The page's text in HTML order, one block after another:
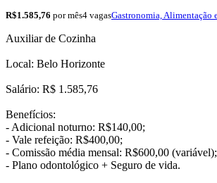
R$1.585,76 por mês4 vagasGastronomia, Alimentação
Auxiliar de Cozinha
Local: Belo Horizonte
Salário: R$ 1.585,76
Benefícios:
- Adicional noturno: R$140,00;
- Vale refeição: R$400,00;
- Comissão média mensal: R$600,00 (variável);
- Plano odontológico + Seguro de vida.